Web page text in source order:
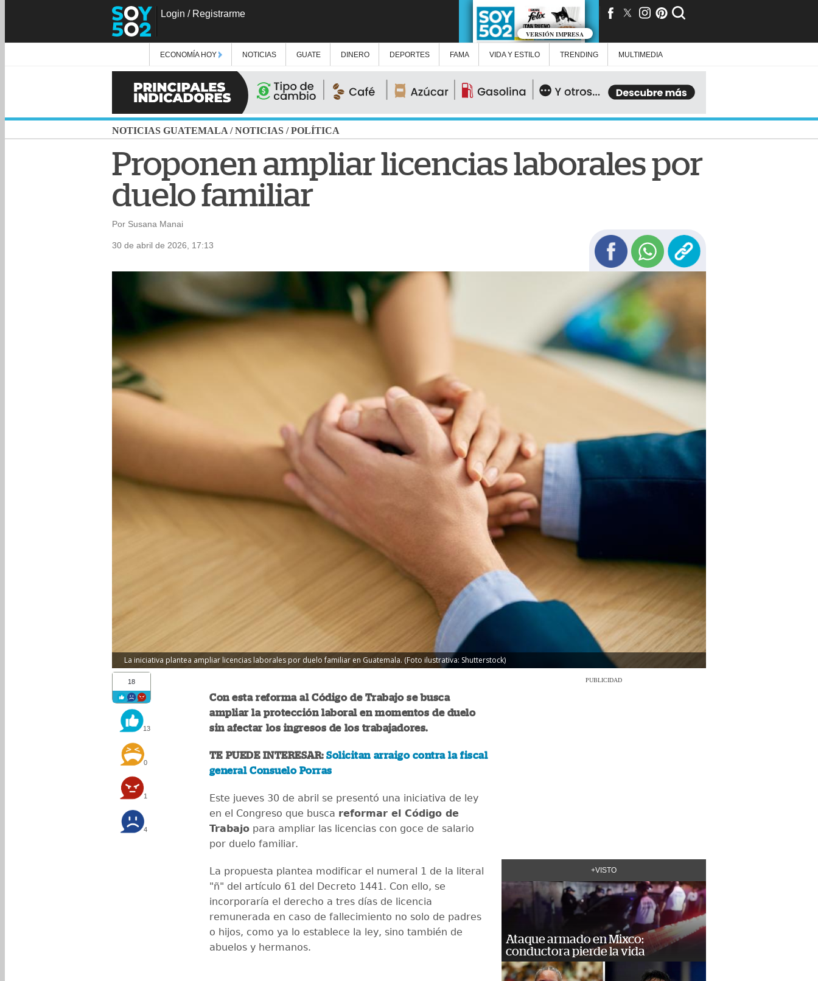
Login / Registrarme
VERSIÓN IMPRESA
ECONOMÍA HOY NOTICIAS GUATE DINERO DEPORTES FAMA VIDA Y ESTILO TRENDING MULTIMEDIA
NOTICIAS GUATEMALA /NOTICIAS /POLÍTICA
Proponen ampliar licencias laborales por
duelo familiar
Por Susana Manai
30 de abril de 2026, 17:13
La iniciativa plantea ampliar licencias laborales por duelo familiar en Guatemala. (Foto ilustrativa: Shutterstock)
18
13
0
1
4
Con esta reforma al Código de Trabajo se busca
ampliar la protección laboral en momentos de duelo
sin afectar los ingresos de los trabajadores.
TE PUEDE INTERESAR:Solicitan arraigo contra la fiscal
general Consuelo Porras
Este jueves 30 de abril se presentó una iniciativa de ley
en el Congreso que busca reformar el Código de
Trabajo para ampliar las licencias con goce de salario
por duelo familiar.
La propuesta plantea modificar el numeral 1 de la literal
"ñ" del artículo 61 del Decreto 1441. Con ello, se
incorporaría el derecho a tres días de licencia
remunerada en caso de fallecimiento no solo de padres
o hijos, como ya lo establece la ley, sino también de
abuelos y hermanos.
PUBLICIDAD
+VISTO
Ataque armado en Mixco:
conductora pierde la vida